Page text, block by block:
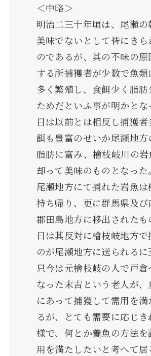
＜中略＞
明治二三十年頃は、尾瀬
美味でないとして皆にきら
のであるが、其の不味の
する所捕獲者が少数で魚類
多く繁殖し、食餌少く脂
ためだといふ事が明かと
日は以前とは相反し捕獲
餌も豊富のせいか尾瀬地方
脂肪に富み、檜枝岐川の岩
却って美味のものとなっ
尾瀬地方にて捕れた岩魚は
持ち帰り、更に群馬県及
郡田島地方に移出された
日は其反対に檜枝岐地方で
のが尾瀬地方に送られるに
只今は元檜枝岐の人で戸倉
なった末吉という老人が
にあって捕獲して需用を
るが、とても需要に応じ
様で、何とか養魚の方法を
用を満たしたいと考へて居